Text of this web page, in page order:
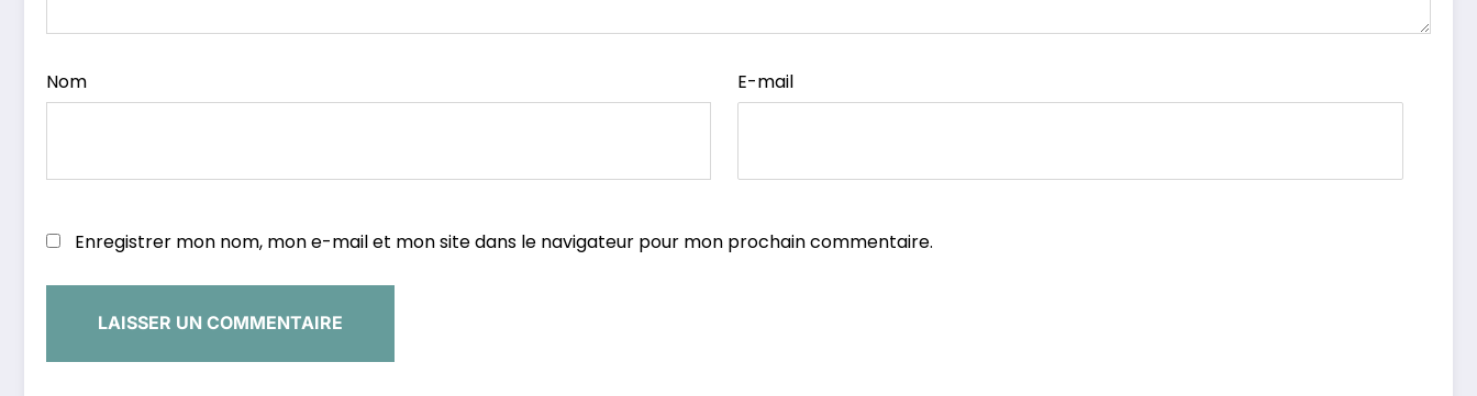
Nom E-mail
Enregistrer mon nom, mon e-mail et mon site dans le navigateur pour mon prochain commentaire.